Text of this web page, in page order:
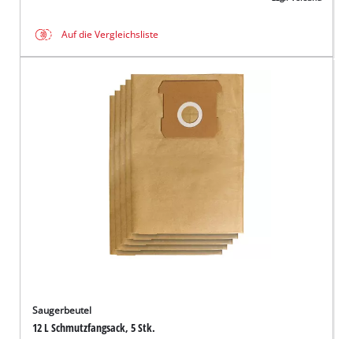
Auf die Vergleichsliste
Saugerbeutel
12 L Schmutzfangsack, 5 Stk.